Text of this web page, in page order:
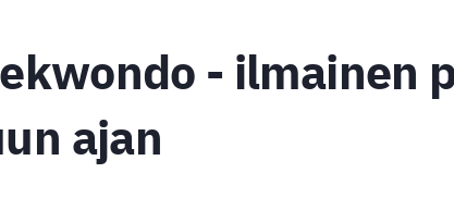
- ilmainen
ajan